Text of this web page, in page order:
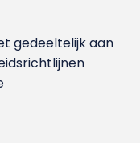
gedeeltelijk aan